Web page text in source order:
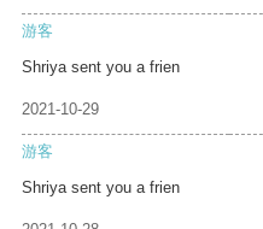
游客
Shriya sent you a frien
2021-10-29
游客
Shriya sent you a frien